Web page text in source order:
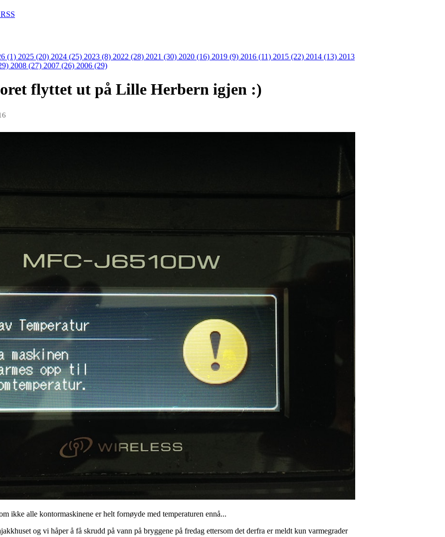
RSS
(1) 2025 (20) 2024 (25) 2023 (8) 2022 (28) 2021 (30) 2020 (16) 2019 (9) 2016 (11) 2015 (22) 2014 (13) 2013
2008 (27) 2007 (26) 2006 (29)
flyttet ut på Lille Herbern igjen :)
ikke alle kontormaskinene er helt fornøyde med temperaturen ennå...
og vi håper å få skrudd på vann på bryggene på fredag ettersom det derfra er meldt kun varmegrader